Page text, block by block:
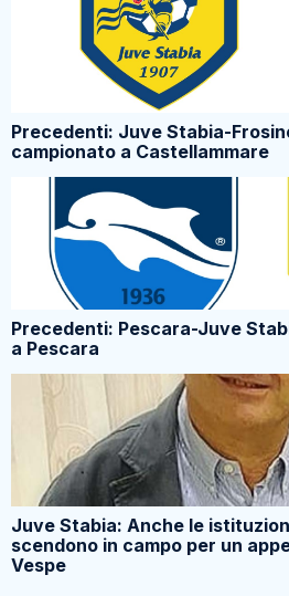
Precedenti: Juve Stabia-
campionato a Castellammare
Precedenti: Pescara-Juve
a Pescara
Juve Stabia: Anche le
scendono in campo per un
Vespe